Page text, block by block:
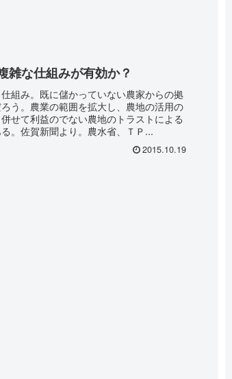
雑な仕組みが有効か？
組み。既に儲かっていない農家からの拠
う。農業の範囲を拡大し、農地の活用の
せて利益のでない農地のトラストによる
。佐賀新聞より。農水省、ＴＰ...
2015.10.19